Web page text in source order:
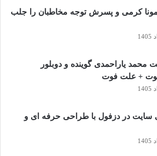
کرمی و پسرش توجه مخاطبان را جلب
محمد یاراحمدی گوینده و دوبلور
+ علت فوت
در دزفول با طراحی حرفه‌ ای و